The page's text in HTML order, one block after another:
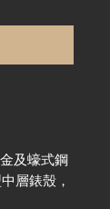
及蠔式鋼
層錶殼，